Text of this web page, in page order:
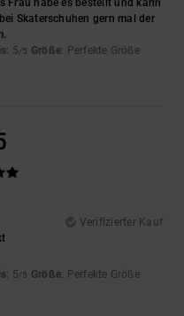
Frau habe es bestellt und kann
Skaterschuhen gern mal der
: 5/5 Größe: Perfekte Größe
Verifizierter Kauf
: 5/5 Größe: Perfekte Größe